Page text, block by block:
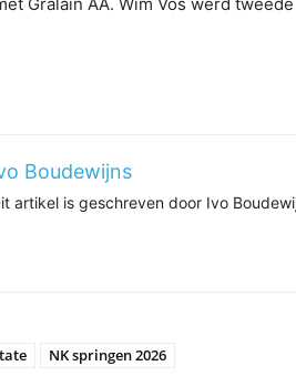
Gralain AA. Wim Vos werd
Boudewijns
artikel is geschreven door Ivo
NK springen 2026